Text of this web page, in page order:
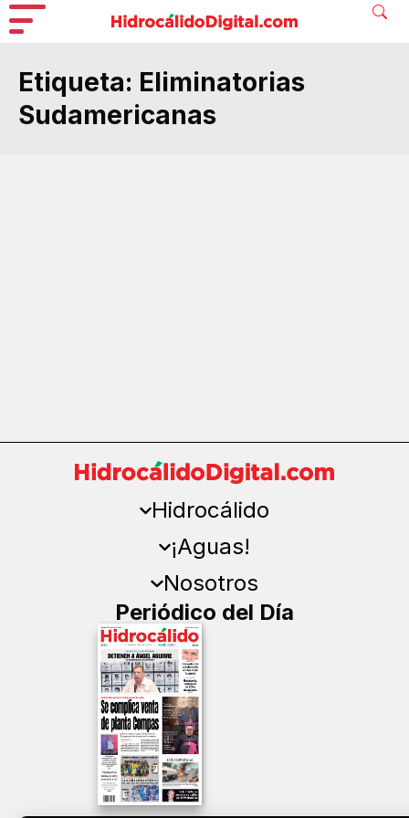
Etiqueta: Eliminatorias
Sudamericanas
Hidrocálido
¡Aguas!
Nosotros
Periódico del Día